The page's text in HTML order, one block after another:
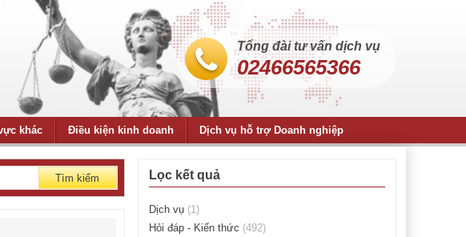
Tổng đài tư vấn dịch vụ
02466565366
khác Điều kiện kinh doanh Dịch vụ hỗ trợ Doanh nghiệp
Tìm kiếm Lọc kết quả
Dịch vụ (1)
Hỏi đáp - Kiến thức (492)